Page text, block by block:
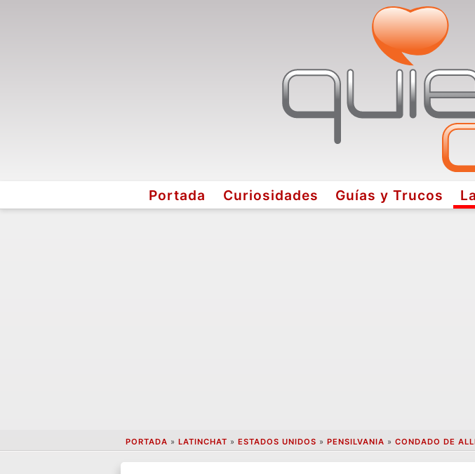
Portada Curiosidades Guías y Trucos
PORTADA » LATINCHAT » ESTADOS UNIDOS » PENSILVANIA » CONDADO DE